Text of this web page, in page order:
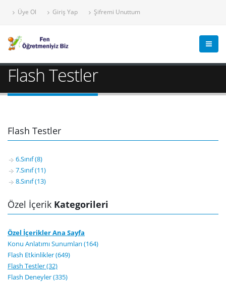
Üye Ol Giriş Yap Şifremi Unuttum
Flash Testler
Flash Testler
6.Sınıf (8)
7.Sınıf (11)
8.Sınıf (13)
Özel İçerik Kategorileri
Özel İçerikler Ana Sayfa
Konu Anlatımı Sunumları (164)
Flash Etkinlikler (649)
Flash Testler (32)
Flash Deneyler (335)